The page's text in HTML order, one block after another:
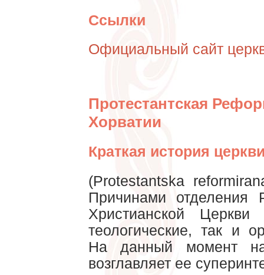
Ссылки
Официальный сайт
Протестантская
Хорватии
Краткая история
(Protestantska
Причинами
Христианской
теологические, так и
На данный момент
возглавляет ее